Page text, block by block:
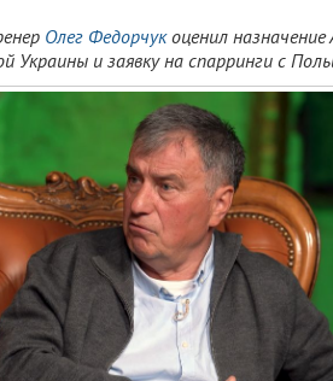
Олег Федорчукоценил
Украины и заявку на спарринги с